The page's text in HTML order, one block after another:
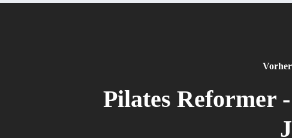
Pilates Reformer